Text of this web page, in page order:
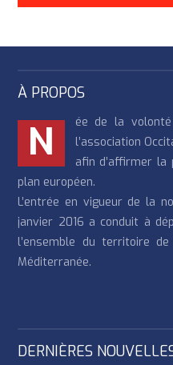
À PROPOS
N
ée de la
l’association
afin d’affirmer
plan européen.
L’entrée en vigueur de la
janvier 2016 a conduit à
l’ensemble du territoire
Méditerranée.
DERNIÈRES